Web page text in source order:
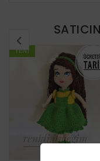
YENI